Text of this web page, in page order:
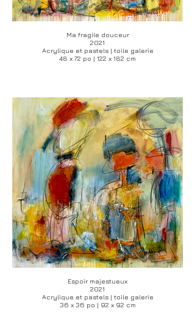
Ma fragile douceur
2021
Acrylique et pastels | toile galerie
48 x 72 po | 122 x 182 cm
Espoir majestueux
2021
Acrylique et pastels | toile galerie
36 x 36 po | 92 x 92 cm